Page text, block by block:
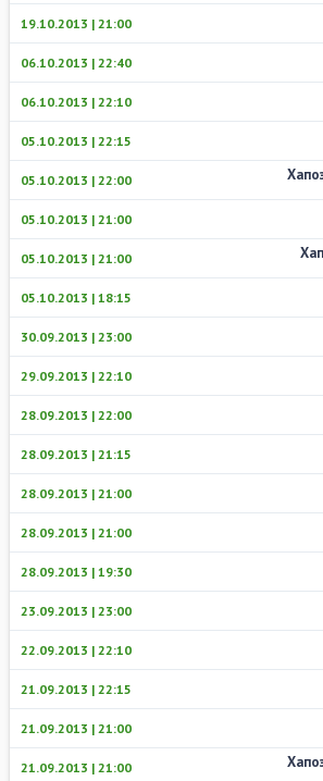
19.10.2013 | 21:00
06.10.2013 | 22:40
06.10.2013 | 22:10
05.10.2013 | 22:15
05.10.2013 | 22:00
05.10.2013 | 21:00
05.10.2013 | 21:00
05.10.2013 | 18:15
30.09.2013 | 23:00
29.09.2013 | 22:10
28.09.2013 | 22:00
28.09.2013 | 21:15
28.09.2013 | 21:00
28.09.2013 | 21:00
28.09.2013 | 19:30
23.09.2013 | 23:00
22.09.2013 | 22:10
21.09.2013 | 22:15
21.09.2013 | 21:00
21.09.2013 | 21:00